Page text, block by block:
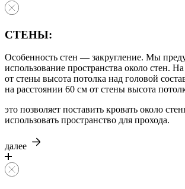
СТЕНЫ:
Особенность стен — закругление. Мы
использование пространства около стен.
от стены высота потолка над головой
на расстоянии 60 см от стены высота
это позволяет поставить кровать около
использовать пространство для прохода.
далее